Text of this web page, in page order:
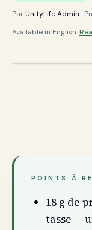
ParUnityLife Admin ·
Available in English:
POINTS À
18 g de
tasse —